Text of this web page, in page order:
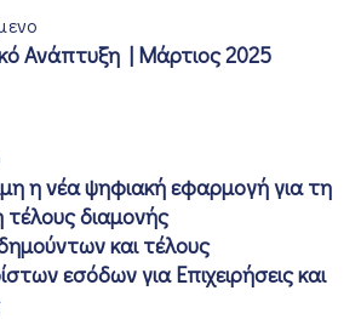
Ανάπτυξη | Μάρτιος 2025
η νέα ψηφιακή εφαρμογή για τη
διαμονής
και τέλους
εσόδων για Επιχειρήσεις και